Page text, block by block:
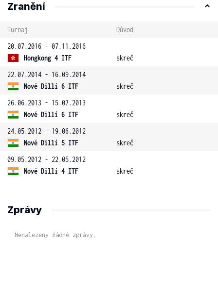
Zranění
Turnaj
Důvod
20.07.2016 - 07.11.2016
Hongkong 4 ITF
skreč
22.07.2014 - 16.09.2014
Nové Dillí 6 ITF
skreč
26.06.2013 - 15.07.2013
Nové Dillí 6 ITF
skreč
24.05.2012 - 19.06.2012
Nové Dillí 5 ITF
skreč
09.05.2012 - 22.05.2012
Nové Dillí 4 ITF
skreč
Zprávy
Nenalezeny žádné zprávy.